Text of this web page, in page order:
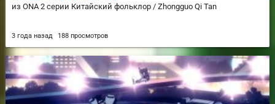
из ONA 2 серии Китайский фольклор / Zhongguo Qi Tan
3 года назад 188 просмотров